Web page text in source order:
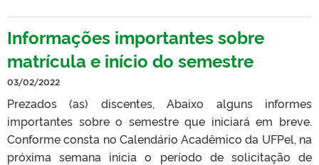
Informações importantes sobre
matrícula e início do semestre
03/02/2022
Prezados (as) discentes, Abaixo alguns informes
importantes sobre o semestre que iniciará em breve.
Conforme consta no Calendário Acadêmico da UFPel, na
próxima semana inicia o período de solicitação de